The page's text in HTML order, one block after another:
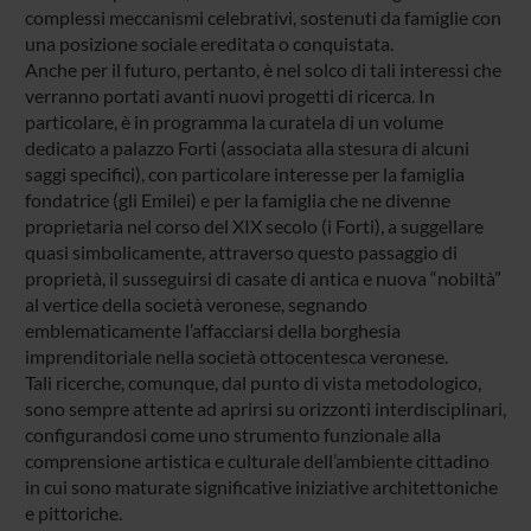
complessi meccanismi celebrativi, sostenuti da famiglie con
una posizione sociale ereditata o conquistata.
Anche per il futuro, pertanto, è nel solco di tali interessi che
verranno portati avanti nuovi progetti di ricerca. In
particolare, è in programma la curatela di un volume
dedicato a palazzo Forti (associata alla stesura di alcuni
saggi specifici), con particolare interesse per la famiglia
fondatrice (gli Emilei) e per la famiglia che ne divenne
proprietaria nel corso del XIX secolo (i Forti), a suggellare
quasi simbolicamente, attraverso questo passaggio di
proprietà, il susseguirsi di casate di antica e nuova “nobiltà”
al vertice della società veronese, segnando
emblematicamente l’affacciarsi della borghesia
imprenditoriale nella società ottocentesca veronese.
Tali ricerche, comunque, dal punto di vista metodologico,
sono sempre attente ad aprirsi su orizzonti interdisciplinari,
configurandosi come uno strumento funzionale alla
comprensione artistica e culturale dell’ambiente cittadino
in cui sono maturate significative iniziative architettoniche
e pittoriche.